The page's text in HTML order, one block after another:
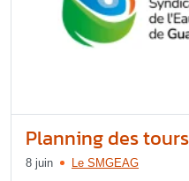
Planning des
8 juin Le SMGEAG